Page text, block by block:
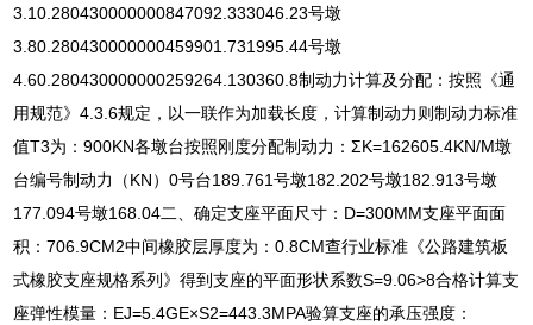
3.10.280430000000847092.333046.23号墩
3.80.280430000000459901.731995.44号墩
4.60.280430000000259264.130360.8制动力计算及分配：按照《通
用规范》4.3.6规定，以一联作为加载长度，计算制动力则制动力标准
值T3为：900KN各墩台按照刚度分配制动力：ΣK=162605.4KN/M墩
台编号制动力（KN）0号台189.761号墩182.202号墩182.913号墩
177.094号墩168.04二、确定支座平面尺寸：D=300MM支座平面面
积：706.9CM2中间橡胶层厚度为：0.8CM查行业标准《公路建筑板
式橡胶支座规格系列》得到支座的平面形状系数S=9.06>8合格计算支
座弹性模量：EJ=5.4GE×S2=443.3MPA验算支座的承压强度：